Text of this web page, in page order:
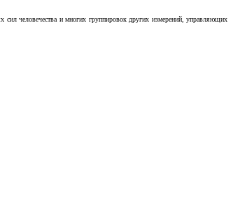
сил человечества и многих группировок других измерений, управляющих